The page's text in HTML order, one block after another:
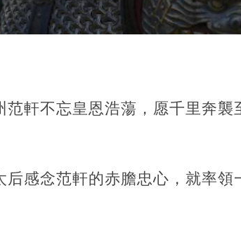
軒不忘皇恩浩蕩，愿千里奔襲
感念范軒的赤膽忠心，就率領